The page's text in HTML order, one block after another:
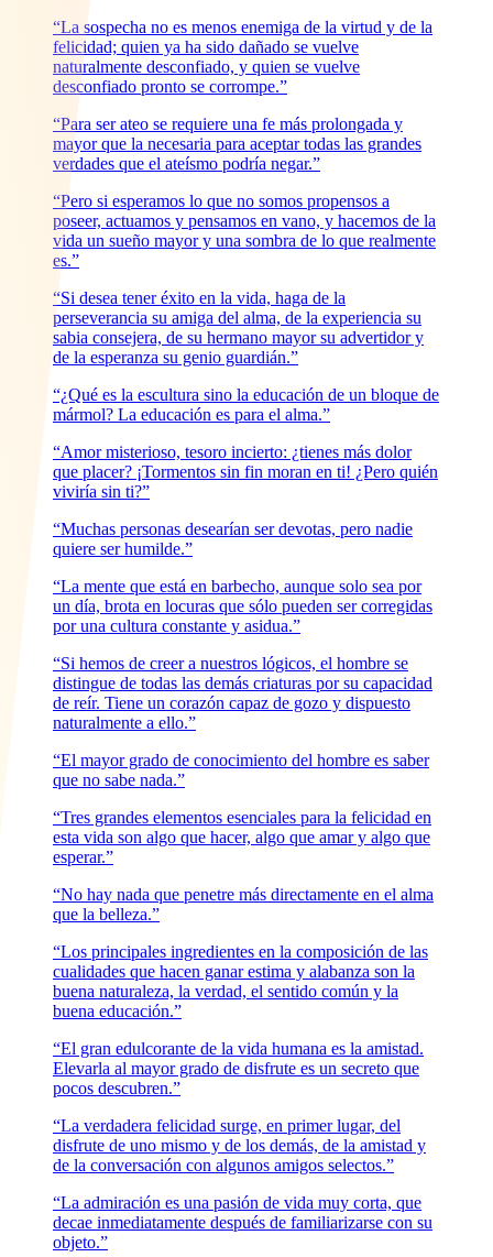
“La sospecha no es menos enemiga de la virtud y de la
felicidad; quien ya ha sido dañado se vuelve
naturalmente desconfiado, y quien se vuelve
desconfiado pronto se corrompe.”
“Para ser ateo se requiere una fe más prolongada y
mayor que la necesaria para aceptar todas las grandes
verdades que el ateísmo podría negar.”
“Pero si esperamos lo que no somos propensos a
poseer, actuamos y pensamos en vano, y hacemos de la
vida un sueño mayor y una sombra de lo que realmente
es.”
“Si desea tener éxito en la vida, haga de la
perseverancia su amiga del alma, de la experiencia su
sabia consejera, de su hermano mayor su advertidor y
de la esperanza su genio guardián.”
“¿Qué es la escultura sino la educación de un bloque de
mármol? La educación es para el alma.”
“Amor misterioso, tesoro incierto: ¿tienes más dolor
que placer? ¡Tormentos sin fin moran en ti! ¿Pero quién
viviría sin ti?”
“Muchas personas desearían ser devotas, pero nadie
quiere ser humilde.”
“La mente que está en barbecho, aunque solo sea por
un día, brota en locuras que sólo pueden ser corregidas
por una cultura constante y asidua.”
“Si hemos de creer a nuestros lógicos, el hombre se
distingue de todas las demás criaturas por su capacidad
de reír. Tiene un corazón capaz de gozo y dispuesto
naturalmente a ello.”
“El mayor grado de conocimiento del hombre es saber
que no sabe nada.”
“Tres grandes elementos esenciales para la felicidad en
esta vida son algo que hacer, algo que amar y algo que
esperar.”
“No hay nada que penetre más directamente en el alma
que la belleza.”
“Los principales ingredientes en la composición de las
cualidades que hacen ganar estima y alabanza son la
buena naturaleza, la verdad, el sentido común y la
buena educación.”
“El gran edulcorante de la vida humana es la amistad.
Elevarla al mayor grado de disfrute es un secreto que
pocos descubren.”
“La verdadera felicidad surge, en primer lugar, del
disfrute de uno mismo y de los demás, de la amistad y
de la conversación con algunos amigos selectos.”
“La admiración es una pasión de vida muy corta, que
decae inmediatamente después de familiarizarse con su
objeto.”